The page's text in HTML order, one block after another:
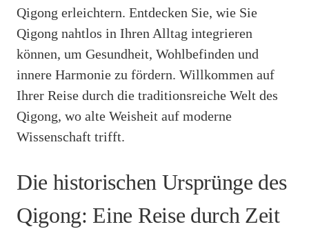
Qigong erleichtern. Entdecken Sie, wie Sie
Qigong nahtlos in Ihren Alltag integrieren
können, um Gesundheit, Wohlbefinden und
innere Harmonie zu fördern. Willkommen auf
Ihrer Reise durch die traditionsreiche Welt des
Qigong, wo alte Weisheit auf moderne
Wissenschaft trifft.
Die historischen Ursprünge des
Qigong: Eine Reise durch Zeit